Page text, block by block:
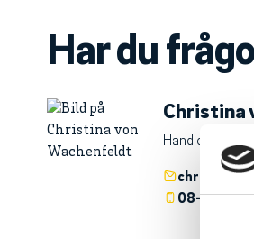
Har du
Christina
Handicap,
08-622 15